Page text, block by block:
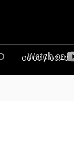
00:00 / 00:40